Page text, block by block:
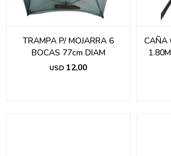
TRAMPA P/ MOJARRA 6
BOCAS 77cm DIAM
USD 12,00
CAÑA